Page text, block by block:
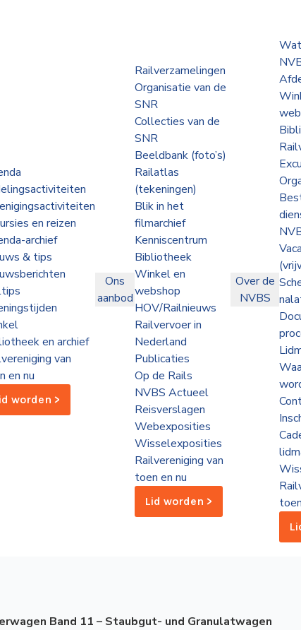
en reizen
archief
& tips
en archief
van
en nu
worden >
Ons
aanbod
Railverzamelingen
Organisatie van de
SNR
Collecties van de
SNR
Beeldbank (foto’s)
Railatlas
(tekeningen)
Blik in het
filmarchief
Kenniscentrum
Bibliotheek
Winkel en
webshop
HOV/Railnieuws
Railvervoer in
Nederland
Publicaties
Op de Rails
NVBS Actueel
Reisverslagen
Webexposities
Wisselexposities
Railvereniging van
toen en nu
Lid worden >
Over de
NVBS
Band 11 – Staubgut- und Granulatwagen